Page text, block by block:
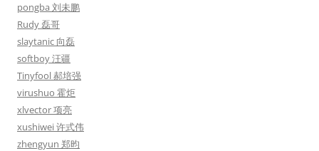
pongba 刘未鹏
Rudy 磊哥
slaytanic 向磊
softboy 汪疆
Tinyfool 郝培强
virushuo 霍炬
xlvector 项亮
xushiwei 许式伟
zhengyun 郑昀